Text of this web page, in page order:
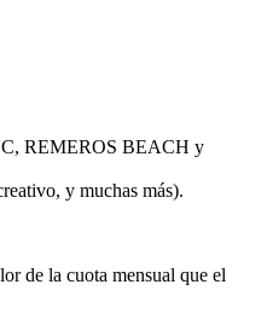
REMEROS BEACH y
y muchas más).
de la cuota mensual que el